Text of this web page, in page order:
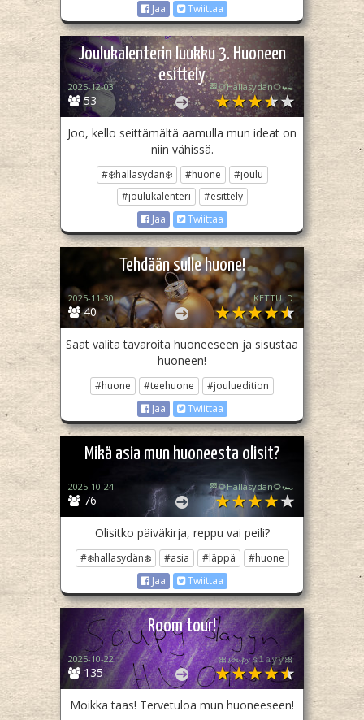
Jaa
Twiittaa
Joulukalenterin luukku 3. Huoneen
esittely
53
2025-12-03 🏁🌻Hallasydän🌻🏎️
Joo, kello seittämältä aamulla mun ideat on
niin vähissä.
#❄️hallasydän❄️ #huone
#joulu
#joulukalenteri
#esittely
Jaa
Twiittaa
Tehdään sulle huone!
40
2025-11-30 KETTU :D
Saat valita tavaroita huoneeseen ja sisustaa
huoneen!
#huone #teehuone
#jouluedition
Jaa
Twiittaa
Mikä asia mun huoneesta olisit?
76
2025-10-24 🏁🌻Hallasydän🌻🏎️
Olisitko päiväkirja, reppu vai peili?
#❄️hallasydän❄️ #asia #läppä
#huone
Jaa
Twiittaa
Room tour!
135
2025-10-22 🎀𝓼𝓸𝓾𝓹𝔂 𝚜𝚕𝚊𝚢𝚢🎀
Moikka taas! Tervetuloa mun huoneeseen!